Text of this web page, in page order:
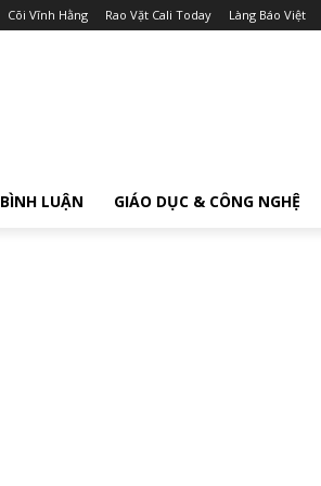
Cõi Vĩnh Hằng Rao Vặt Cali Today Làng Báo Việt
BÌNH LUẬN GIÁO DỤC & CÔNG NGHỆ